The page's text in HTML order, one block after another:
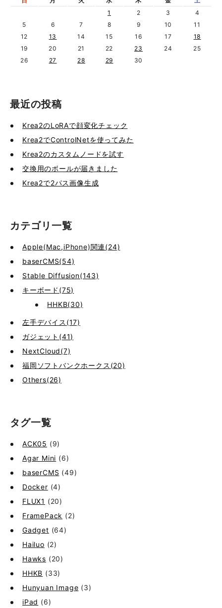
1
2 3
4
5
6 7 8 9 10
11
12
13 14 15 16 17
18
19
20 21 22 23 24
25
26
27 28 29 30
最近の投稿
Krea2のLoRAで顔変化チェック
Krea2でControlNetを使ってみた
Krea2のカスタムノードを試す
交換用のボールが届きました
Krea2で2パス画像生成
カテゴリ一覧
Apple(Mac,iPhone)関連(24)
baserCMS(54)
Stable Diffusion(143)
キーボード(75)
HHKB(30)
左手デバイス(17)
ガジェット(41)
NextCloud(7)
福岡ソフトバンクホークス(20)
Others(26)
タグ一覧
ACK05 (9)
Agar Mini (6)
baserCMS (49)
Docker (4)
FLUX1 (20)
FramePack (2)
Gadget (64)
Hailuo (2)
Hawks (20)
HHKB (33)
Hunyuan Image (3)
iPad (6)